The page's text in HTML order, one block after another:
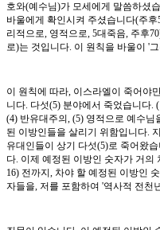
호와(예수님)가 모세에게 말씀하셨
바울에게 확인시켜 주셨습니다(주후
리적으로, 영적으로, 5대죽음, 주후
로)는 것입니다. 이 원칙을 바울이 '
이 원칙에 따라, 이스라엘이 죽어야
니다. 다섯(5) 분야에서 죽었습니다.
(4) 반유대주의, (5) 영적으로 예수
된 이방인들을 살리기 위함입니다.
유대인들이 상기 다섯(5)로 죽어왔
다. 이제 예정된 이방인 숫자가 거의
16) 전까지, 차야 할 예정된 이방인
자들을, 저를 포함하여 '역사적 전천